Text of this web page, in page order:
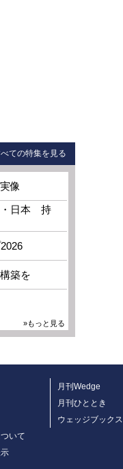
ての特集を見る
像
・日本 持
築を
»もっと見る
いて
月刊Wedge
月刊ひととき
ウェッジブックス